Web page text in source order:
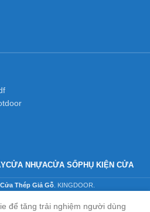
CỬA NHỰACỬA SỔPHỤ KIỆN CỬA
Cửa Thép Giả Gỗ . KINGDOOR.
để tăng trải nghiệm người dùng